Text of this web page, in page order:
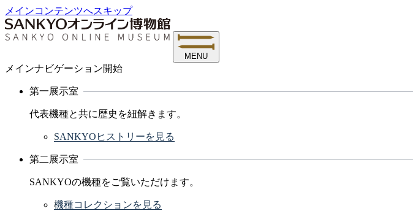
メインコンテンツへスキップ
MENU
メインナビゲーション開始
第一展示室
代表機種と共に歴史を紐解きます。
SANKYOヒストリーを見る
第二展示室
SANKYOの機種をご覧いただけます。
機種コレクションを見る